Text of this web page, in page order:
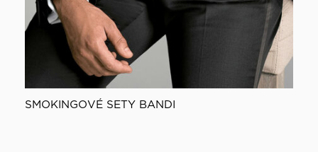
SMOKINGOVÉ SETY BANDI